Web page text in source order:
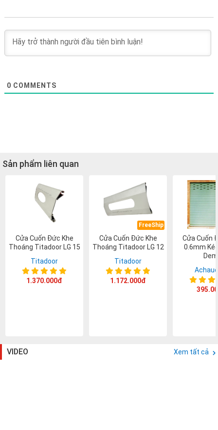
0 COMMENTS
Sản phẩm liên quan
Cửa Cuốn Đức Khe
Thoáng Titadoor LG 15
Titadoor
1.370.000đ
FreeShip
Cửa Cuốn Đức Khe
Thoáng Titadoor LG 12
Titadoor
1.172.000đ
Cửa Cuốn
0.6mm
VIDEO Xem tất cả